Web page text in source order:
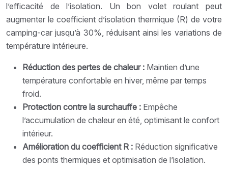
l’efficacité de l’isolation. Un bon volet roulant peut
augmenter le coefficient d’isolation thermique (R) de votre
camping-car jusqu’à 30%, réduisant ainsi les variations de
température intérieure.
Réduction des pertes de chaleur : Maintien d’une
température confortable en hiver, même par temps
froid.
Protection contre la surchauffe : Empêche
l’accumulation de chaleur en été, optimisant le confort
intérieur.
Amélioration du coefficient R : Réduction significative
des ponts thermiques et optimisation de l’isolation.